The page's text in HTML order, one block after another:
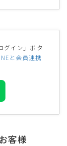
グイン」ボタ
と会員連携
客様